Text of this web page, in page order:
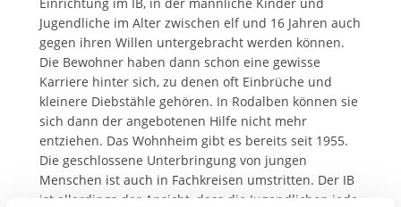
Jugendliche im Alter zwischen elf und 16 Jahren auch
gegen ihren Willen untergebracht werden können.
Die Bewohner haben dann schon eine gewisse
Karriere hinter sich, zu denen oft Einbrüche und
kleinere Diebstähle gehören. In Rodalben können sie
sich dann der angebotenen Hilfe nicht mehr
entziehen. Das Wohnheim gibt es bereits seit 1955.
Die geschlossene Unterbringung von jungen
Menschen ist auch in Fachkreisen umstritten. Der IB
ist allerdings der Ansicht, dass die Jugendlichen jede